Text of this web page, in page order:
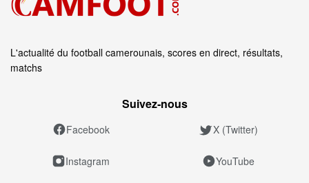
L'actualité du football camerounais, scores en direct, résultats,
matchs
Suivez‑nous
Facebook X (Twitter)
Instagram YouTube